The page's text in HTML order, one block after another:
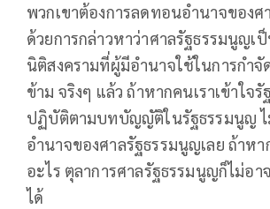
พวกเขาต้องการลดทอนอำนาจของศ
ด้วยการกล่าวหาว่าศาลรัฐธรรมนูญเ
นิติสงครามที่ผู้มีอำนาจใช้ในการกำจั
ข้าม จริงๆ แล้ว ถ้าหากคนเราเข้าใจ
ปฏิบัติตามบทบัญญัติในรัฐธรรมนูญ ไ
อำนาจของศาลรัฐธรรมนูญเลย ถ้าห
อะไร ตุลาการศาลรัฐธรรมนูญก็ไม่อา
ได้